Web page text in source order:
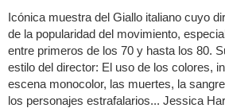
Icónica muestra del Giallo italiano cuyo
de la popularidad del movimiento,
entre primeros de los 70 y hasta los 80.
estilo del director: El uso de los colores,
escena monocolor, las muertes, la
los personajes estrafalarios... Jessica